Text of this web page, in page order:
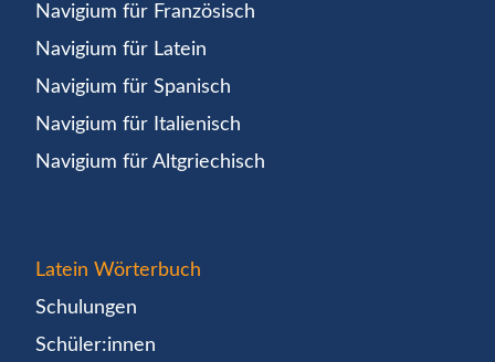
Navigium für Französisch
Navigium für Latein
Navigium für Spanisch
Navigium für Italienisch
Navigium für Altgriechisch
Latein Wörterbuch
Schulungen
Schüler:innen